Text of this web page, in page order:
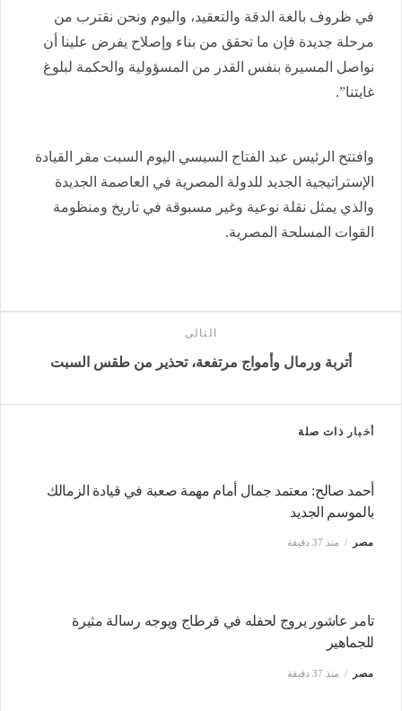
في ظروف بالغة الدقة والتعقيد، واليوم ونحن نقترب من
مرحلة جديدة فإن ما تحقق من بناء وإصلاح يفرض علينا أن
نواصل المسيرة بنفس القدر من المسؤولية والحكمة لبلوغ
غايتنا”.
وافتتح الرئيس عبد الفتاح السيسي اليوم السبت مقر القيادة
الإستراتيجية الجديد للدولة المصرية في العاصمة الجديدة
والذي يمثل نقلة نوعية وغير مسبوقة في تاريخ ومنظومة
القوات المسلحة المصرية.
التالى
أتربة ورمال وأمواج مرتفعة، تحذير من طقس السبت
أخبار ذات صلة
أحمد صالح: معتمد جمال أمام مهمة صعبة في قيادة الزمالك
بالموسم الجديد
مصر منذ 37 دقيقة
تامر عاشور يروج لحفله في قرطاج ويوجه رسالة مثيرة
للجماهير
مصر منذ 37 دقيقة